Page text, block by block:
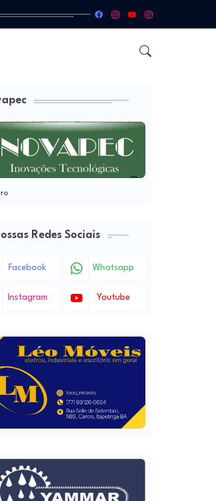
Redes Sociais
Facebook Whatsapp
Instagram Youtube